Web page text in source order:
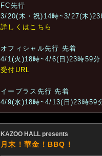
FC先行
3/20(木・祝)14時~3/27(木)23
詳しくはこちら
オフィシャル先行 先着
4/1(火)18時~4/6(日)23時59分
受付URL
イープラス先行 先着
4/9(水)18時~4/13(日)23時59
KAZOO HALL presents
月末！華金！BBQ！